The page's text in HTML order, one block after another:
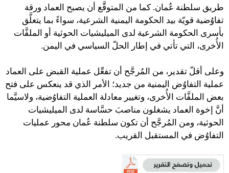
طريق سلطنة عُمان. كما من المتوقَّع أن يصبح العماد ورقة
تفاوُضية قويّة بيد الحكومة اليمنية الشرعية، سواءً بما يتعلَّق
بأسرى الحكومة الشرعية لدى الميليشيات الحوثية أو الملفَّات
الأُخرى، التي تأتي في إطار الحلّ السياسي في اليمن.
وعلى أقلّ تقدير، من المُرجَّح أن تفعِّل عملية القبض على العماد
عملية التفاوُض اليمنية من جديد؛ الأمر الذي قد ينعكس على فتح
بعض الملفَّات الأُخرى، وتغيير معادلة العملية التفاوُضية، ولاسيَّما
أنَّ إخوة العماد يشغلون مناصبَ حسَّاسة لدى الميليشيات
الحوثية، ومن المُرجَّح أن تكون سلطنة عُمان محور عمليات
التفاوُض في المستقبل القريب.